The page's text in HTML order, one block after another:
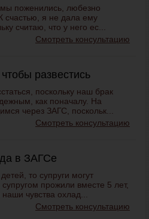
мы поженились, любезно
счастью, я не дала ему
считаю, что у него ес...
Смотреть консультацию
развестись
поскольку наш брак
как поначалу. На
через ЗАГС, поскольк...
Смотреть консультацию
в ЗАГСе
то супруги могут
прожили вместе 5 лет,
чувства охлад...
Смотреть консультацию